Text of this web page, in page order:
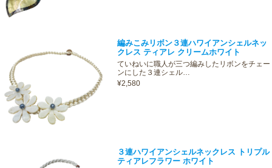
編みこみリボン３連ハワイアンシェルネッ
クレス ティアレ クリームホワイト
ていねいに職人が三つ編みしたリボンをチェー
ンにした３連シェル…
¥2,580
３連ハワイアンシェルネックレス トリプル
ティアレフラワー ホワイト